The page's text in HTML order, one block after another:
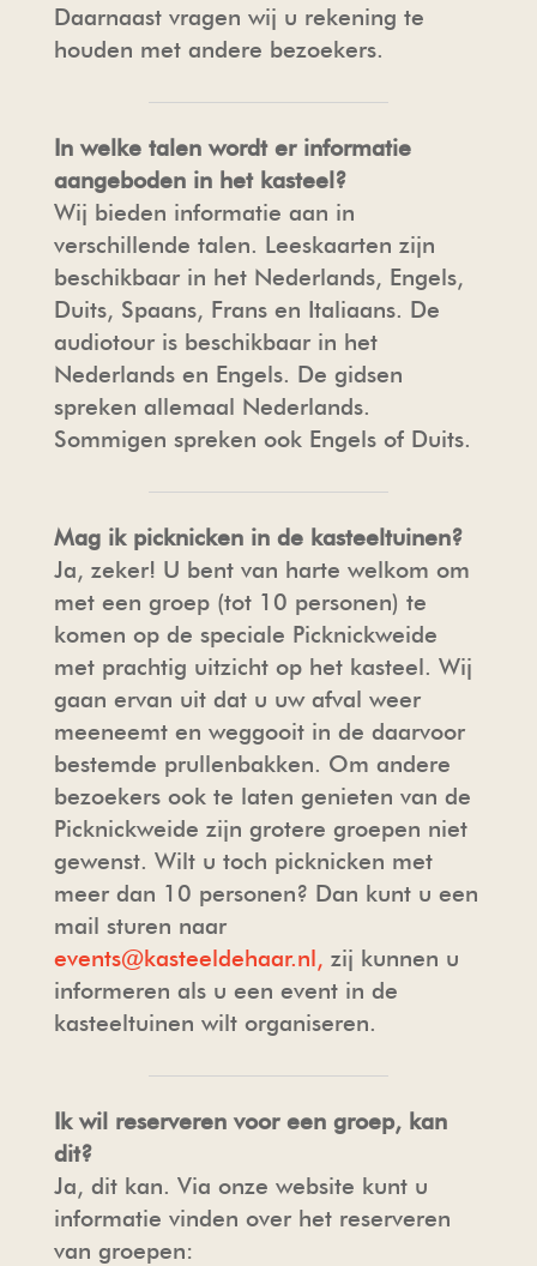
Daarnaast vragen wij u rekening te
houden met andere bezoekers.
In welke talen wordt er informatie
aangeboden in het kasteel?
Wij bieden informatie aan in
verschillende talen. Leeskaarten zijn
beschikbaar in het Nederlands, Engels,
Duits, Spaans, Frans en Italiaans. De
audiotour is beschikbaar in het
Nederlands en Engels. De gidsen
spreken allemaal Nederlands.
Sommigen spreken ook Engels of Duits.
Mag ik picknicken in de kasteeltuinen?
Ja, zeker! U bent van harte welkom om
met een groep (tot 10 personen) te
komen op de speciale Picknickweide
met prachtig uitzicht op het kasteel. Wij
gaan ervan uit dat u uw afval weer
meeneemt en weggooit in de daarvoor
bestemde prullenbakken. Om andere
bezoekers ook te laten genieten van de
Picknickweide zijn grotere groepen niet
gewenst. Wilt u toch picknicken met
meer dan 10 personen? Dan kunt u een
mail sturen naar
events@kasteeldehaar.nl, zij kunnen u
informeren als u een event in de
kasteeltuinen wilt organiseren.
Ik wil reserveren voor een groep, kan
dit?
Ja, dit kan. Via onze website kunt u
informatie vinden over het reserveren
van groepen: